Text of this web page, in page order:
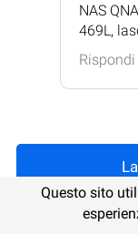
NAS
469L,
Rispondi
Questo sito